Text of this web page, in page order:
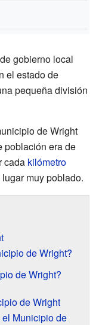
gobierno local
el estado de
pequeña división
de Wright
población era de
cada kilómetro
muy poblado.
de Wright?
de Wright?
de Wright
Municipio de